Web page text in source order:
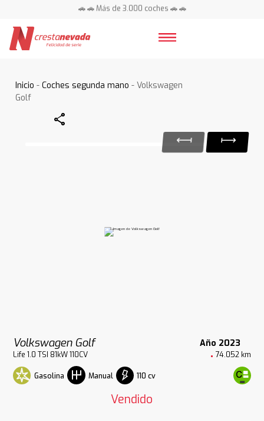
🚗 🚗 Más de 3.000 coches 🚗 🚗
Inicio -Coches segunda mano - Volkswagen
Golf
Share
Volkswagen Golf Año 2023
Life 1.0 TSI 81kW 110CV 74.052 km
Gasolina Manual 110 cv
Vendido